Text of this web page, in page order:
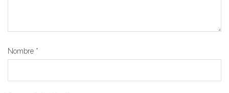
Nombre *